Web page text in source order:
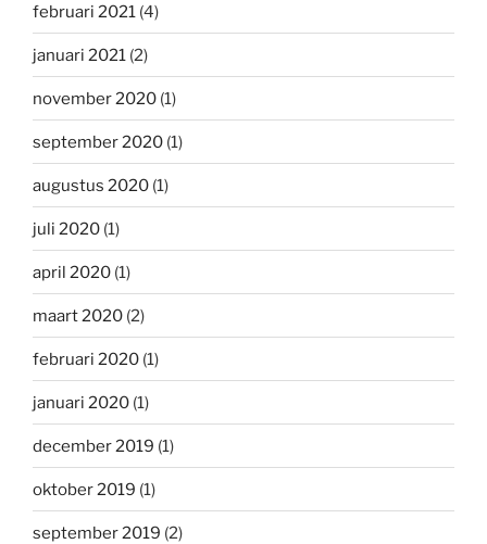
februari 2021 (4)
januari 2021 (2)
november 2020 (1)
september 2020 (1)
augustus 2020 (1)
juli 2020 (1)
april 2020 (1)
maart 2020 (2)
februari 2020 (1)
januari 2020 (1)
december 2019 (1)
oktober 2019 (1)
september 2019 (2)